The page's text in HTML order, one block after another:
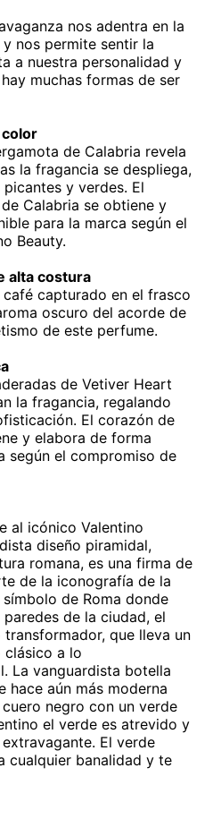
nos adentra en la
nos permite sentir la
a nuestra personalidad y
muchas formas de ser
color
de Calabria revela
la fragancia se despliega,
y verdes. El
Calabria se obtiene y
para la marca según el
Beauty.
alta costura
capturado en el frasco
oscuro del acorde de
de este perfume.
de Vetiver Heart
la fragancia, regalando
El corazón de
y elabora de forma
según el compromiso de
al icónico Valentino
diseño piramidal,
romana, es una firma de
de la iconografía de la
de Roma donde
de la ciudad, el
que lleva un
clásico a lo
La vanguardista botella
hace aún más moderna
negro con un verde
el verde es atrevido y
El verde
cualquier banalidad y te